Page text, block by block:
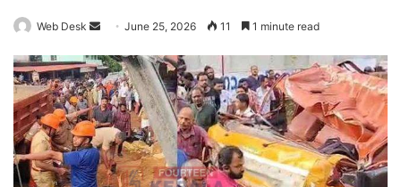
Web Desk
Send
email
June 25, 2026 11 1 minute read